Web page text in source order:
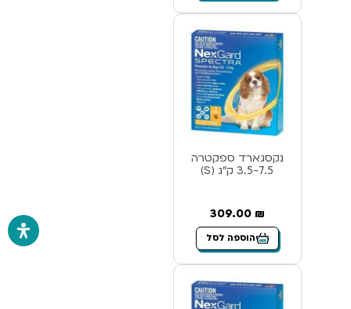
נקסגארד ספקטרה
3.5-7.5 ק”ג (S)
309.00 ₪
הוספה לסל